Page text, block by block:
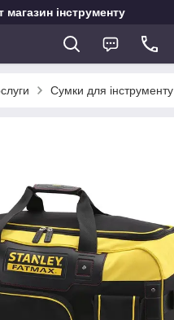
магазин інструменту
Сумки для інструменту